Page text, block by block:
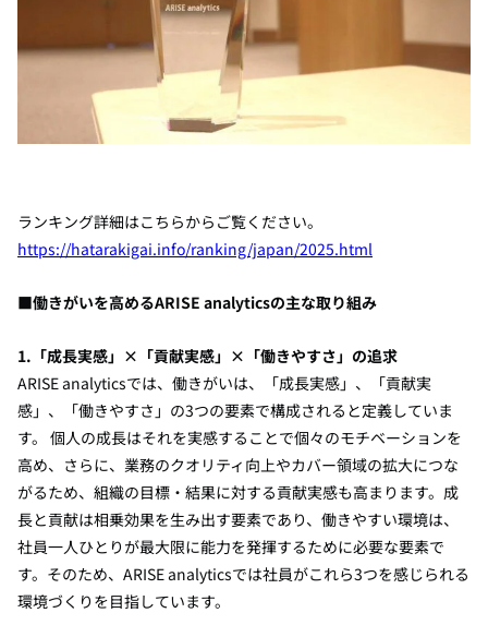
ランキング詳細はこちらからご覧ください。
https://hatarakigai.info/ranking/japan/2025.html
■働きがいを高めるARISE analyticsの主な取り組み
1. 「成長実感」 × 「貢献実感」 × 「働きやすさ」の追求
ARISE analyticsでは、働きがいは、「成長実感」、「貢献実
感」、「働きやすさ」の3つの要素で構成されると定義していま
す。 個人の成長はそれを実感することで個々のモチベーションを
高め、さらに、業務のクオリティ向上やカバー領域の拡大につな
がるため、組織の目標・結果に対する貢献実感も高まります。成
長と貢献は相乗効果を生み出す要素であり、働きやすい環境は、
社員一人ひとりが最大限に能力を発揮するために必要な要素で
す。そのため、 ARISE analyticsでは社員がこれら3つを感じられる
環境づくりを目指しています。